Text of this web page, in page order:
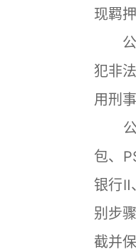
现羁
公
犯非
用刑
公
包、
银行Ⅱ
别步
截并